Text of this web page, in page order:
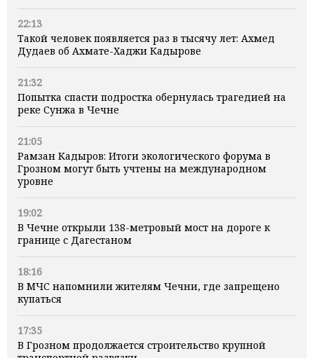
22:13
Такой человек появляется раз в тысячу лет: Ахмед
Дудаев об Ахмате-Хаджи Кадырове
21:32
Попытка спасти подростка обернулась трагедией на
реке Сунжа в Чечне
21:05
Рамзан Кадыров: Итоги экологического форума в
Грозном могут быть учтены на международном
уровне
19:02
В Чечне открыли 138-метровый мост на дороге к
границе с Дагестаном
18:16
В МЧС напомнили жителям Чечни, где запрещено
купаться
17:35
В Грозном продолжается строительство крупной